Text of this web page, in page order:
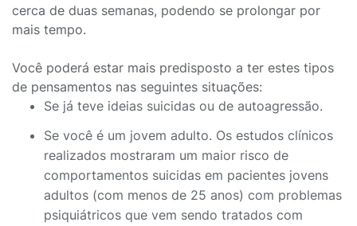
cerca de duas semanas, podendo se prolongar por
mais tempo.
Você poderá estar mais predisposto a ter estes tipos
de pensamentos nas seguintes situações:
Se já teve ideias suicidas ou de autoagressão.
Se você é um jovem adulto. Os estudos clínicos
realizados mostraram um maior risco de
comportamentos suicidas em pacientes jovens
adultos (com menos de 25 anos) com problemas
psiquiátricos que vem sendo tratados com